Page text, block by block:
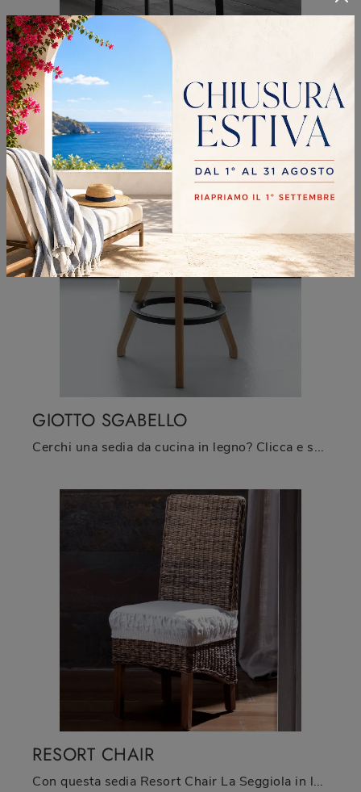
URBAN SGABELLO
Clicca per scoprire una ricca gamma di sedie sgabelli per stanze design: il modello Urban Sgabello di La Seggiola ti sta aspettando!
GIOTTO SGABELLO
Cerchi una sedia da cucina in legno? Clicca e scopri il modello Giotto Sgabello di La Seggiola per ultimare i tuoi spazi al meglio.
RESORT CHAIR
Con questa sedia Resort Chair La Seggiola in legno, una delle nostre sedute fisse moderne, potrai arricchire i tuoi spazi.